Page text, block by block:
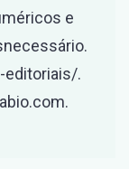
e
editoriais/.